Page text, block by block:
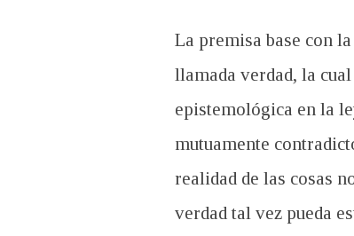
La premisa base con
llamada verdad, la
epistemológica en la
mutuamente
realidad de las cosas
verdad tal vez pueda